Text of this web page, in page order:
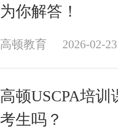
为你解答！
高顿教育 2026-02-
高顿USCPA培
考生吗？